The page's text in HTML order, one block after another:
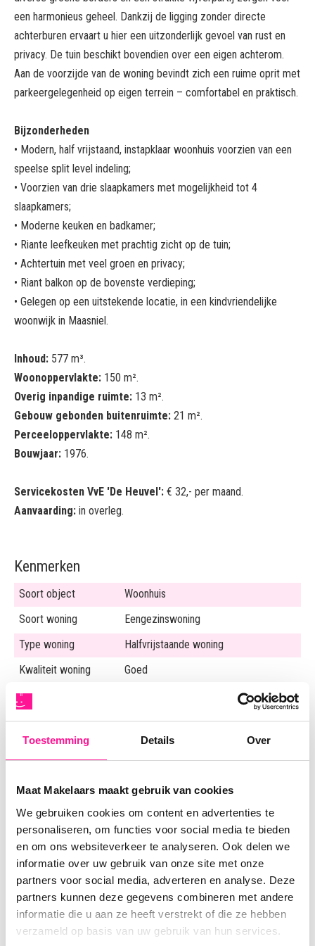
Toestemming Details Over
Maat Makelaars maakt gebruik van cookies
We gebruiken cookies om content en advertenties te
personaliseren, om functies voor social media te bieden
en om ons websiteverkeer te analyseren. Ook delen we
informatie over uw gebruik van onze site met onze
partners voor social media, adverteren en analyse. Deze
partners kunnen deze gegevens combineren met andere
informatie die u aan ze heeft verstrekt of die ze hebben
verzameld op basis van uw gebruik van hun services.
een harmonieus geheel. Dankzij de ligging zonder directe
achterburen ervaart u hier een uitzonderlijk gevoel van rust en
privacy. De tuin beschikt bovendien over een eigen achterom.
Aan de voorzijde van de woning bevindt zich een ruime oprit met
parkeergelegenheid op eigen terrein – comfortabel en praktisch.
Bijzonderheden
• Modern, half vrijstaand, instapklaar woonhuis voorzien van een
speelse split level indeling;
• Voorzien van drie slaapkamers met mogelijkheid tot 4
slaapkamers;
• Moderne keuken en badkamer;
• Riante leefkeuken met prachtig zicht op de tuin;
• Achtertuin met veel groen en privacy;
• Riant balkon op de bovenste verdieping;
• Gelegen op een uitstekende locatie, in een kindvriendelijke
woonwijk in Maasniel.
Inhoud: 577 m³.
Woonoppervlakte: 150 m².
Overig inpandige ruimte: 13 m².
Gebouw gebonden buitenruimte: 21 m².
Perceeloppervlakte: 148 m².
Bouwjaar: 1976.
Servicekosten VvE 'De Heuvel': € 32,- per maand.
Aanvaarding: in overleg.
Kenmerken
Soort object
Woonhuis
Soort woning
Eengezinswoning
Type woning
Halfvrijstaande woning
Kwaliteit woning
Goed
Bouwjaar
Bouwvorm
Bestaande bouw
Soort dak
Plat dak
Woonoppervlakte
150 m²
Overige inpandige
ruimte
13 m²
Inhoud
577 m³
Aantal kamers
6 kamers (3 slaapkamers)
Perceeloppervlakte
148 m²